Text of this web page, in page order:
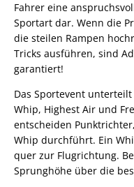
Fahrer eine
Sportart dar. Wenn die
die steilen Rampen
Tricks ausführen, sind
garantiert!
Das Sportevent
Whip, Highest Air und
entscheiden
Whip durchführt. Ein
quer zur Flugrichtung.
Sprunghöhe über die